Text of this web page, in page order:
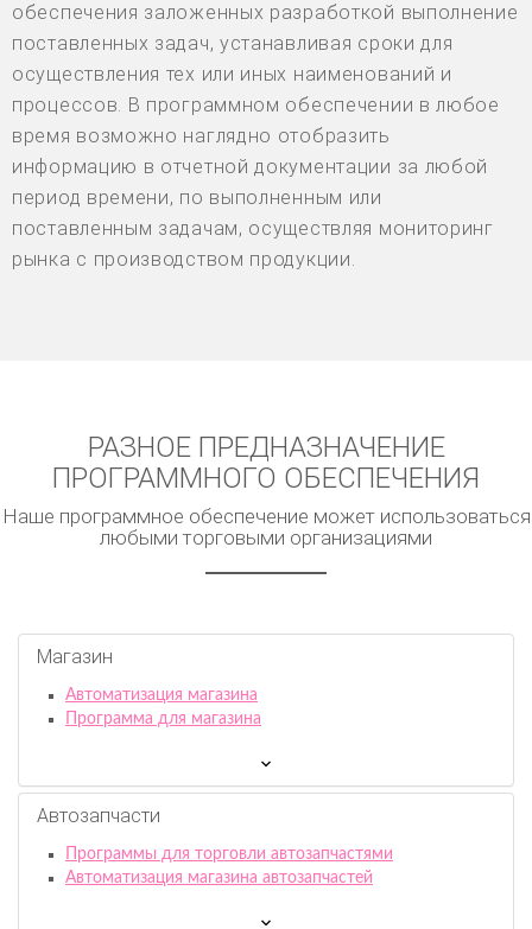
обеспечения заложенных разработкой выполнение
поставленных задач, устанавливая сроки для
осуществления тех или иных наименований и
процессов. В программном обеспечении в любое
время возможно наглядно отобразить
информацию в отчетной документации за любой
период времени, по выполненным или
поставленным задачам, осуществляя мониторинг
рынка с производством продукции.
РАЗНОЕ ПРЕДНАЗНАЧЕНИЕ
ПРОГРАММНОГО ОБЕСПЕЧЕНИЯ
Наше программное обеспечение может использоваться
любыми торговыми организациями
Магазин
Автоматизация магазина
Программа для магазина
Автозапчасти
Программы для торговли автозапчастями
Автоматизация магазина автозапчастей